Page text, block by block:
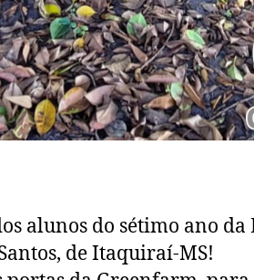
alunos do sétimo ano da
de Itaquiraí-MS!